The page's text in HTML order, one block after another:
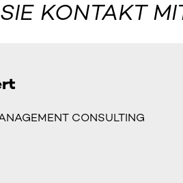
KONTAKT
CONSULTING